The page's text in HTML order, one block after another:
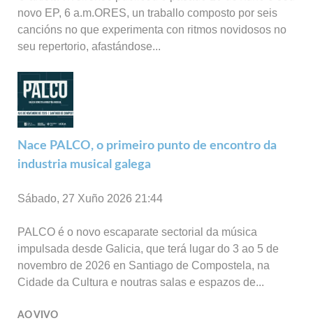
novo EP, 6 a.m.ORES, un traballo composto por seis
cancións no que experimenta con ritmos novidosos no
seu repertorio, afastándose...
Nace PALCO, o primeiro punto de encontro da
industria musical galega
Sábado, 27 Xuño 2026 21:44
PALCO é o novo escaparate sectorial da música
impulsada desde Galicia, que terá lugar do 3 ao 5 de
novembro de 2026 en Santiago de Compostela, na
Cidade da Cultura e noutras salas e espazos de...
AO VIVO